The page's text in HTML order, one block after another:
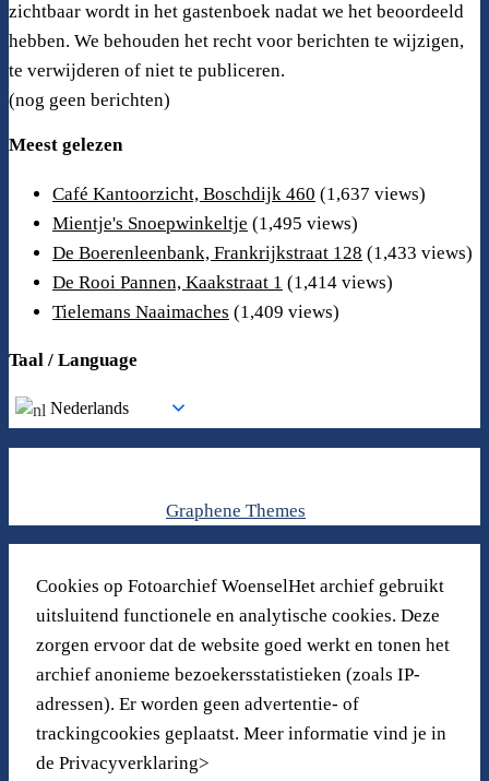
zichtbaar wordt in het gastenboek nadat we het beoordeeld
hebben. We behouden het recht voor berichten te wijzigen,
te verwijderen of niet te publiceren.
(nog geen berichten)
Meest gelezen
Café Kantoorzicht, Boschdijk 460 (1,637 views)
Mientje's Snoepwinkeltje (1,495 views)
De Boerenleenbank, Frankrijkstraat 128 (1,433 views)
De Rooi Pannen, Kaakstraat 1 (1,414 views)
Tielemans Naaimaches (1,409 views)
Taal / Language
Nederlands
Graphene Themes
Cookies op Fotoarchief WoenselHet archief gebruikt
uitsluitend functionele en analytische cookies. Deze
zorgen ervoor dat de website goed werkt en tonen het
archief anonieme bezoekersstatistieken (zoals IP-
adressen). Er worden geen advertentie- of
trackingcookies geplaatst. Meer informatie vind je in
de Privacyverklaring>